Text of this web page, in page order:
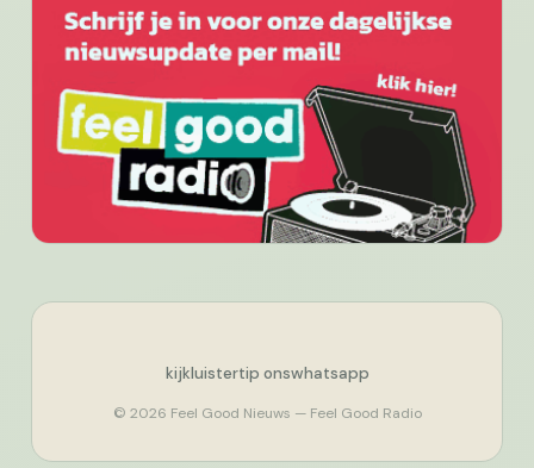
kijkluistertip onswhatsapp
© 2026 Feel Good Nieuws — Feel Good Radio